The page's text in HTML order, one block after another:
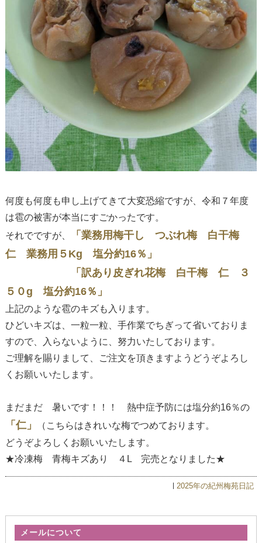
何度も何度も申し上げてきて大変恐縮ですが、令和７年度
は雹の被害が本当にすごかったです。
それでですが、
「業務用梅干し つぶれ梅 白干梅
仁 業務用５Kg 塩分約16％」
「訳あり皮ぎれ花梅 白干梅 仁 ３
５０g 塩分約16％」
上記のような雹のキズも入ります。
ひどいキズは、一粒一粒、手作業でちぎって省いておりま
すので、入らないように、努力いたしております。
ご理解を賜りまして、ご注文を頂きますようどうぞよろし
くお願いいたします。
まだまだ 暑いです！！！ 熱中症予防には塩分約16％の
「仁」
（こちらはきれいな梅でつめております。
どうぞよろしくお願いいたします。
★冷凍梅 青梅キズあり ４L 完売となりました★
2025年の紀州梅苑日記
メールについて